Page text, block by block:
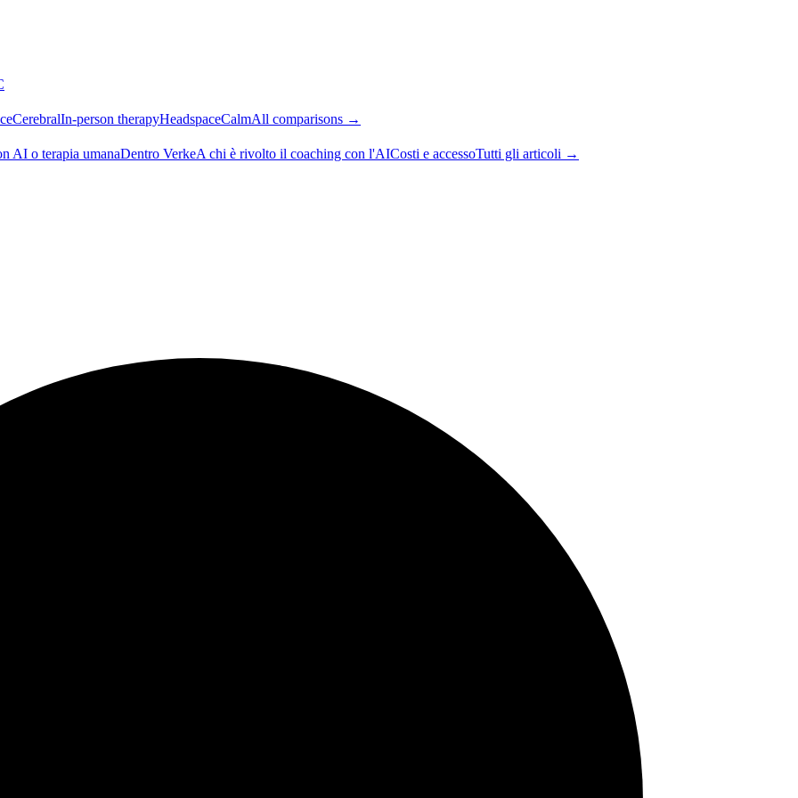
CerebralIn-person therapyHeadspaceCalmAll comparisons →
AI o terapia umanaDentro VerkeA chi è rivolto il coaching con l'AICosti e accessoTutti gli articoli →